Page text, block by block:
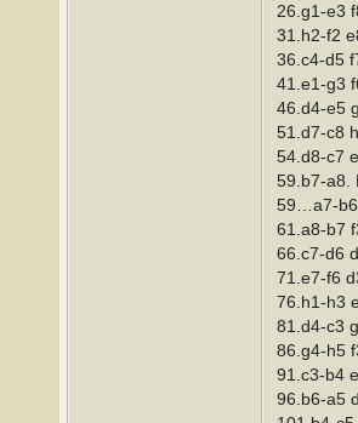
26.g1-e3
31.h2-f2
36.c4-d5
41.e1-g3
46.d4-e5
51.d7-c8
54.d8-c7
59.b7-a8.
59…a7-b6
61.a8-b7
66.c7-d6
71.e7-f6
76.h1-h3
81.d4-c3
86.g4-h5
91.c3-b4
96.b6-a5